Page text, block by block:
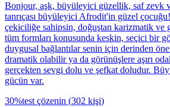
Bonjour, aşk, büyüleyici güzellik, saf zevk
tanrıçası büyüleyici Afrodit'in güzel
çekiciliğe sahipsin, doğuştan karizmatik ve
tüm formları konusunda keskin, seçici bir
duygusal bağlantılar senin için derinden
dramatik olabilir ya da görünüşlere aşırı
gerçekten sevgi dolu ve şefkat doludur.
gücün var.
30%test çözenin (302 kişi)